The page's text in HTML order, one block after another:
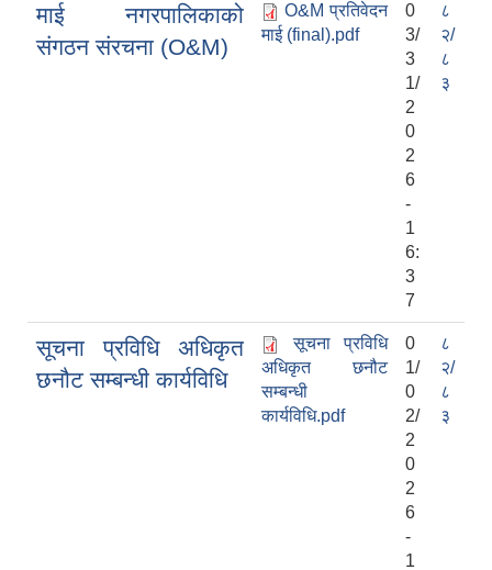
माई नगरपालिकाको
संगठन संरचना (O&M)
O&M प्रतिवेदन
माई (final).pdf
0
3/
3
1/
2
0
2
6
-
1
6:
3
7
८
२/
८
३
सूचना प्रविधि अधिकृत
छनौट सम्बन्धी कार्यविधि
सूचना प्रविधि
अधिकृत छनौट
सम्बन्धी
कार्यविधि.pdf
0
1/
0
2/
2
0
2
6
-
1
८
२/
८
३